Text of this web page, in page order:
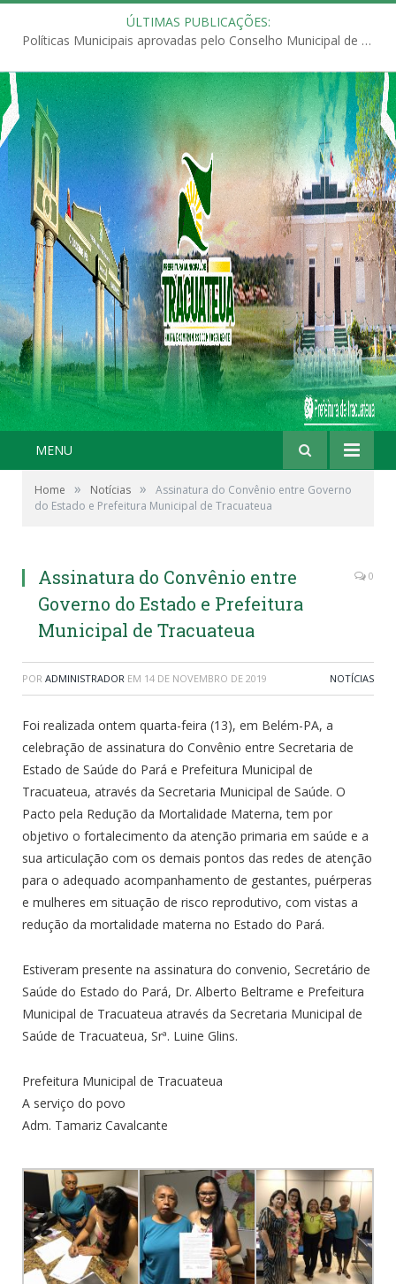
ÚLTIMAS PUBLICAÇÕES:
Políticas Municipais aprovadas pelo Conselho Municipal de Educação (CME)
MENU
Home » Notícias »
Assinatura do Convênio entre Governo
do Estado e Prefeitura Municipal de Tracuateua
Assinatura do Convênio entre
Governo do Estado e Prefeitura
Municipal de Tracuateua
0
POR ADMINISTRADOR EM 14 DE NOVEMBRO DE 2019 NOTÍCIAS
Foi realizada ontem quarta-feira (13), em Belém-PA, a
celebração de assinatura do Convênio entre Secretaria de
Estado de Saúde do Pará e Prefeitura Municipal de
Tracuateua, através da Secretaria Municipal de Saúde. O
Pacto pela Redução da Mortalidade Materna, tem por
objetivo o fortalecimento da atenção primaria em saúde e a
sua articulação com os demais pontos das redes de atenção
para o adequado acompanhamento de gestantes, puérperas
e mulheres em situação de risco reprodutivo, com vistas a
redução da mortalidade materna no Estado do Pará.
Estiveram presente na assinatura do convenio, Secretário de
Saúde do Estado do Pará, Dr. Alberto Beltrame e Prefeitura
Municipal de Tracuateua através da Secretaria Municipal de
Saúde de Tracuateua, Srª. Luine Glins.
Prefeitura Municipal de Tracuateua
A serviço do povo
Adm. Tamariz Cavalcante